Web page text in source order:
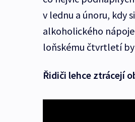
v lednu a únoru, kdy
alkoholického
loňskému čtvrtletí
Řidiči lehce ztrácejí